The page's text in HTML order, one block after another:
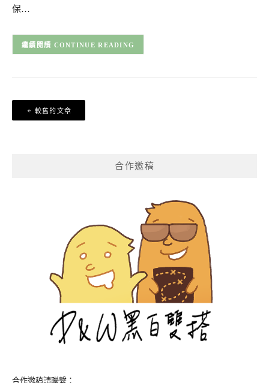
保…
CONTINUE READING
文
章
較舊的文章
合作邀稿
合作邀稿請聯繫：